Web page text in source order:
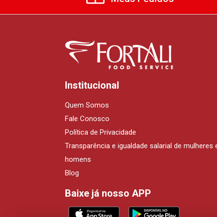
Institucional
Quem Somos
Fale Conosco
Política de Privacidade
Transparência e igualdade salarial de mulheres
homens
Blog
Baixe já nosso APP